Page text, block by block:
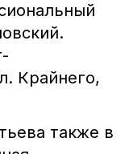
Крайнего,
также в